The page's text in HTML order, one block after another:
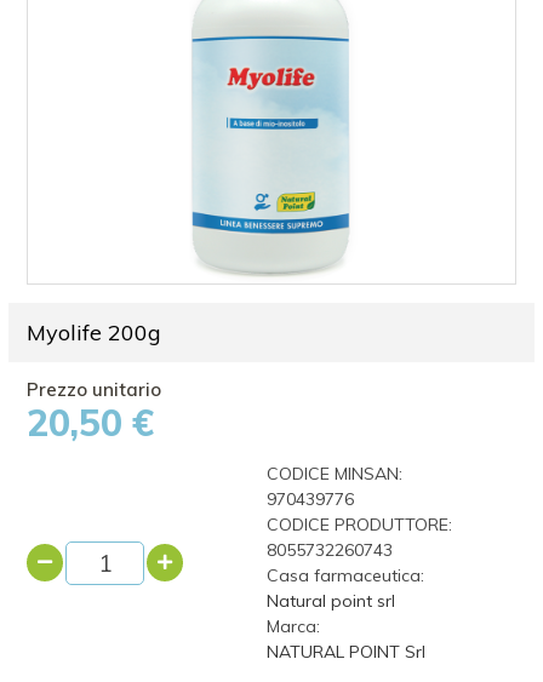
Myolife 200g
20,50 €
CODICE MINSAN:
970439776
CODICE PRODUTTORE:
8055732260743
Casa farmaceutica:
Natural point srl
Marca:
NATURAL POINT Srl